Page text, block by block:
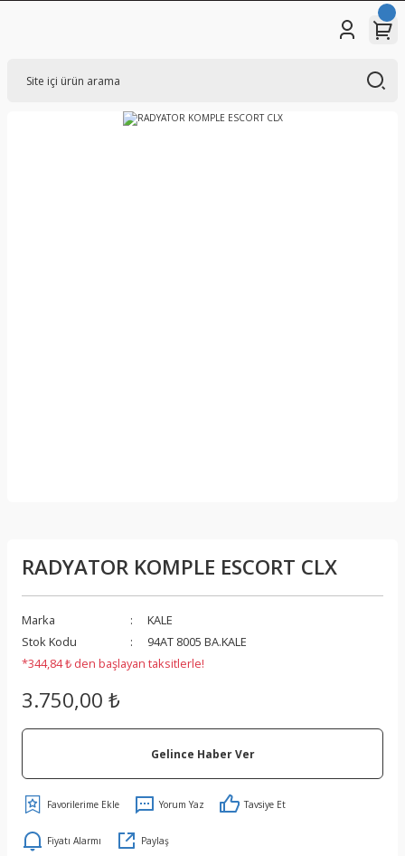
RADYATOR KOMPLE ESCORT CLX
Marka
KALE
Stok Kodu
94AT 8005 BA.KALE
*344,84 ₺ den başlayan taksitlerle!
3.750,00 ₺
Gelince Haber Ver
Yorum Yaz Tavsiye Et
Fiyatı Alarmı Paylaş